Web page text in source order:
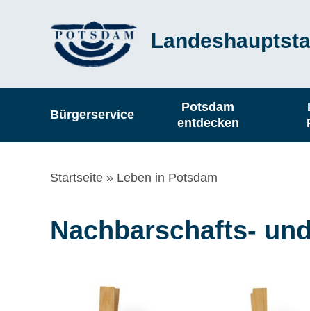
Bürgerservice
Potsdam
entdecken
Pfadnavigation
Startseite Leben in Potsdam
Nachbarschafts-